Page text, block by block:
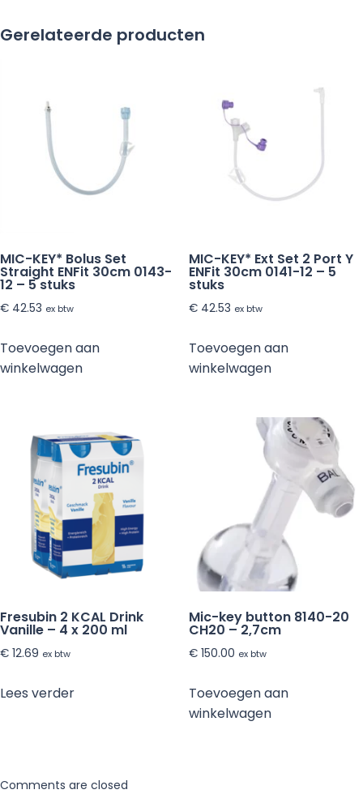
Gerelateerde producten
MIC-KEY* Bolus Set
Straight ENFit 30cm 0143-
12 – 5 stuks
€ 42.53 ex btw
Toevoegen aan
winkelwagen
MIC-KEY* Ext Set 2 Port Y
ENFit 30cm 0141-12 – 5
stuks
€42.53 ex btw
Toevoegen aan
winkelwagen
Fresubin 2 KCAL Drink
Vanille – 4 x 200 ml
€ 12.69 ex btw
Lees verder
Mic-key button 8140-20
CH20 – 2,7cm
€150.00 ex btw
Toevoegen aan
winkelwagen
Comments are closed